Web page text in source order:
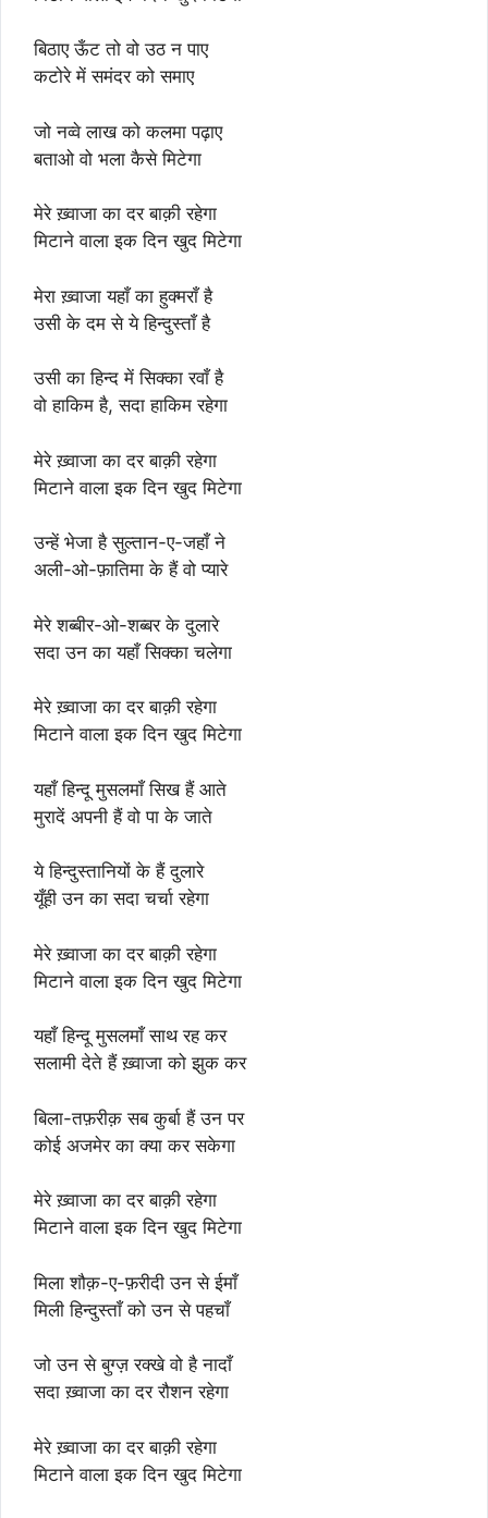
बिठाए ऊँट तो वो उठ न पाए
कटोरे में समंदर को समाए
जो नव्वे लाख को कलमा पढ़ाए
बताओ वो भला कैसे मिटेगा
मेरे ख़्वाजा का दर बाक़ी रहेगा
मिटाने वाला इक दिन खुद मिटेगा
मेरा ख़्वाजा यहाँ का हुक्मराँ है
उसी के दम से ये हिन्दुस्ताँ है
उसी का हिन्द में सिक्का रवाँ है
वो हाकिम है, सदा हाकिम रहेगा
मेरे ख़्वाजा का दर बाक़ी रहेगा
मिटाने वाला इक दिन खुद मिटेगा
उन्हें भेजा है सुल्तान-ए-जहाँ ने
अली-ओ-फ़ातिमा के हैं वो प्यारे
मेरे शब्बीर-ओ-शब्बर के दुलारे
सदा उन का यहाँ सिक्का चलेगा
मेरे ख़्वाजा का दर बाक़ी रहेगा
मिटाने वाला इक दिन खुद मिटेगा
यहाँ हिन्दू मुसलमाँ सिख हैं आते
मुरादें अपनी हैं वो पा के जाते
ये हिन्दुस्तानियों के हैं दुलारे
यूँही उन का सदा चर्चा रहेगा
मेरे ख़्वाजा का दर बाक़ी रहेगा
मिटाने वाला इक दिन खुद मिटेगा
यहाँ हिन्दू मुसलमाँ साथ रह कर
सलामी देते हैं ख़्वाजा को झुक कर
बिला-तफ़रीक़ सब कुर्बा हैं उन पर
कोई अजमेर का क्या कर सकेगा
मेरे ख़्वाजा का दर बाक़ी रहेगा
मिटाने वाला इक दिन खुद मिटेगा
मिला शौक़-ए-फ़रीदी उन से ईमाँ
मिली हिन्दुस्ताँ को उन से पहचाँ
जो उन से बुग्ज़ रक्खे वो है नादाँ
सदा ख़्वाजा का दर रौशन रहेगा
मेरे ख़्वाजा का दर बाक़ी रहेगा
मिटाने वाला इक दिन खुद मिटेगा